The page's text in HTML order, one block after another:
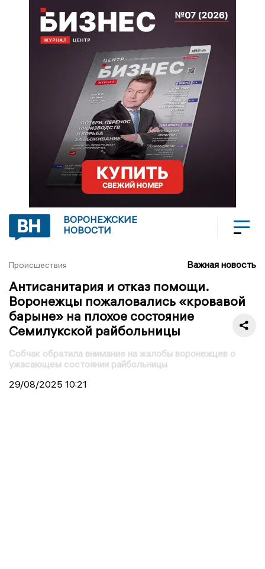
ВОРОНЕЖСКИЕ
НОВОСТИ
Происшествия Важная новость
Антисанитария и отказ помощи.
Воронежцы пожаловались «кровавой
барыне» на плохое состояние
Семилукской райбольницы
Собчак обратила внимание на жалобы воронежцев о
ужасающем состоянии райбольницы
29/08/2025 10:21